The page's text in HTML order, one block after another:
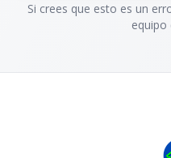
Si crees que esto es un
equipo